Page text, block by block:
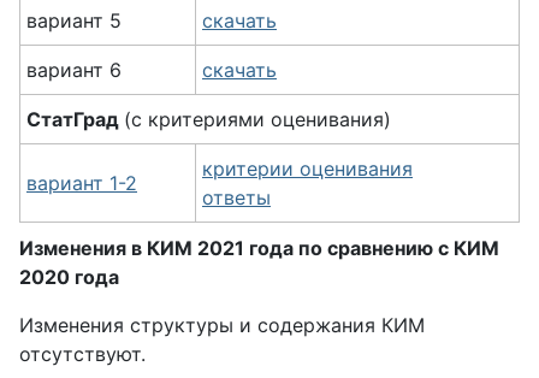
вариант 5 скачать
вариант 6 скачать
СтатГрад (с критериями оценивания)
вариант 1-2
критерии оценивания
ответы
Изменения в КИМ 2021 года по сравнению с КИМ
2020 года
Изменения структуры и содержания КИМ
отсутствуют.